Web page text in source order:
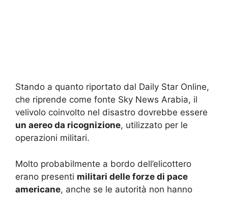
Stando a quanto riportato dal Daily Star Online,
che riprende come fonte Sky News Arabia, il
velivolo coinvolto nel disastro dovrebbe essere
un aereo da ricognizione, utilizzato per le
operazioni militari.
Molto probabilmente a bordo dell’elicottero
erano presenti militari delle forze di pace
americane, anche se le autorità non hanno